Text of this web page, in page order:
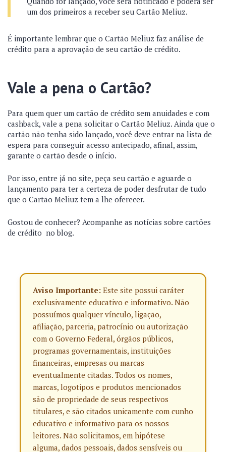
um dos primeiros a receber seu Cartão Meliuz.
É importante lembrar que o Cartão Meliuz faz análise de
crédito para a aprovação de seu cartão de crédito.
Vale a pena o Cartão?
Para quem quer um cartão de crédito sem anuidades e com
cashback, vale a pena solicitar o Cartão Meliuz. Ainda que o
cartão não tenha sido lançado, você deve entrar na lista de
espera para conseguir acesso antecipado, afinal, assim,
garante o cartão desde o início.
Por isso, entre já no site, peça seu cartão e aguarde o
lançamento para ter a certeza de poder desfrutar de tudo
que o Cartão Meliuz tem a lhe oferecer.
Gostou de conhecer? Acompanhe as notícias sobre cartões
de crédito no blog.
Aviso Importante: Este site possui caráter
exclusivamente educativo e informativo. Não
possuímos qualquer vínculo, ligação,
afiliação, parceria, patrocínio ou autorização
com o Governo Federal, órgãos públicos,
programas governamentais, instituições
financeiras, empresas ou marcas
eventualmente citadas. Todos os nomes,
marcas, logotipos e produtos mencionados
são de propriedade de seus respectivos
titulares, e são citados unicamente com cunho
educativo e informativo para os nossos
leitores. Não solicitamos, em hipótese
alguma, dados pessoais, dados sensíveis ou